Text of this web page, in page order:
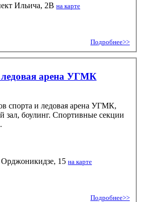
Ильича, 2В на карте
Подробнее>>
ледовая арена УГМК
спорта и ледовая арена УГМК,
зал, боулинг. Спортивные секции
15 на карте
Подробнее>>